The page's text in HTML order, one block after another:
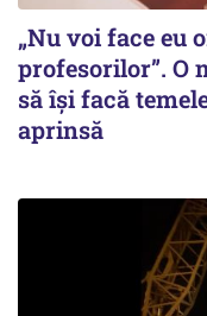
„Nu voi face eu
profesorilor”. O
să își facă
aprinsă